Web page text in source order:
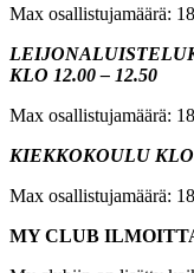
Max osallistujamäärä:
KLO 12.00 – 12.50
Max osallistujamäärä:
KIEKKOKOULU KLO
Max osallistujamäärä:
MY CLUB